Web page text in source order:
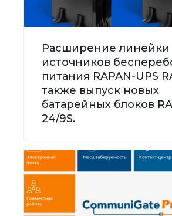
Расширение линейки
источников
питания RAPAN-UPS
также выпуск новых
батарейных блоков
24/9S.